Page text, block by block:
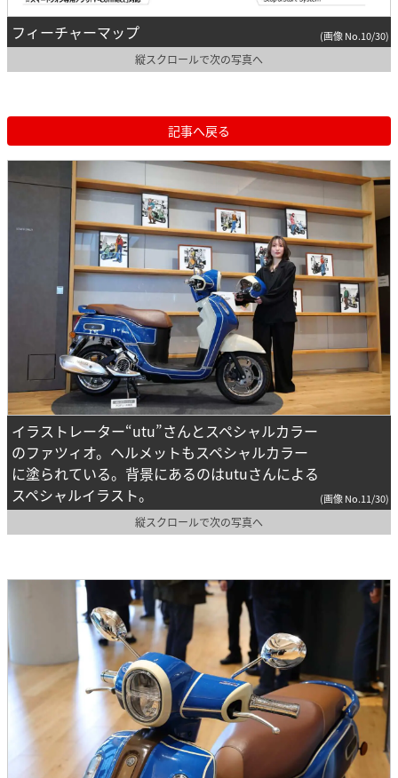
フィーチャーマップ (画像 No.10/30)
縦スクロールで次の写真へ
記事へ戻る
イラストレーター“utu”さんとスペシャルカラー
のファツィオ。ヘルメットもスペシャルカラー
に塗られている。背景にあるのはutuさんによる
スペシャルイラスト。
(画像 No.11/30)
縦スクロールで次の写真へ